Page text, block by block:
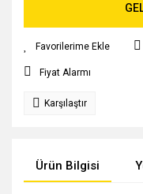
Fiyat Alarmı
Karşılaştır
Ürün Bilgisi